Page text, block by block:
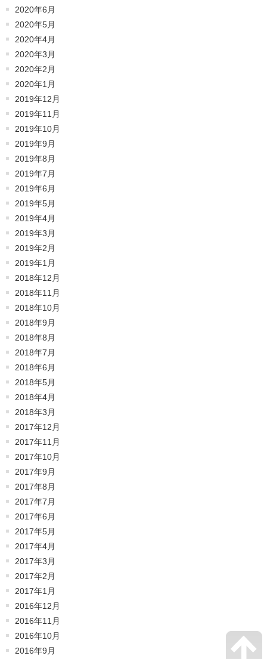
2020年6月
2020年5月
2020年4月
2020年3月
2020年2月
2020年1月
2019年12月
2019年11月
2019年10月
2019年9月
2019年8月
2019年7月
2019年6月
2019年5月
2019年4月
2019年3月
2019年2月
2019年1月
2018年12月
2018年11月
2018年10月
2018年9月
2018年8月
2018年7月
2018年6月
2018年5月
2018年4月
2018年3月
2017年12月
2017年11月
2017年10月
2017年9月
2017年8月
2017年7月
2017年6月
2017年5月
2017年4月
2017年3月
2017年2月
2017年1月
2016年12月
2016年11月
2016年10月
2016年9月